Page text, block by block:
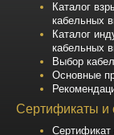
Каталог
кабельных
Каталог
кабельных
Выбор
Основные
Сертификаты и
Сертификат